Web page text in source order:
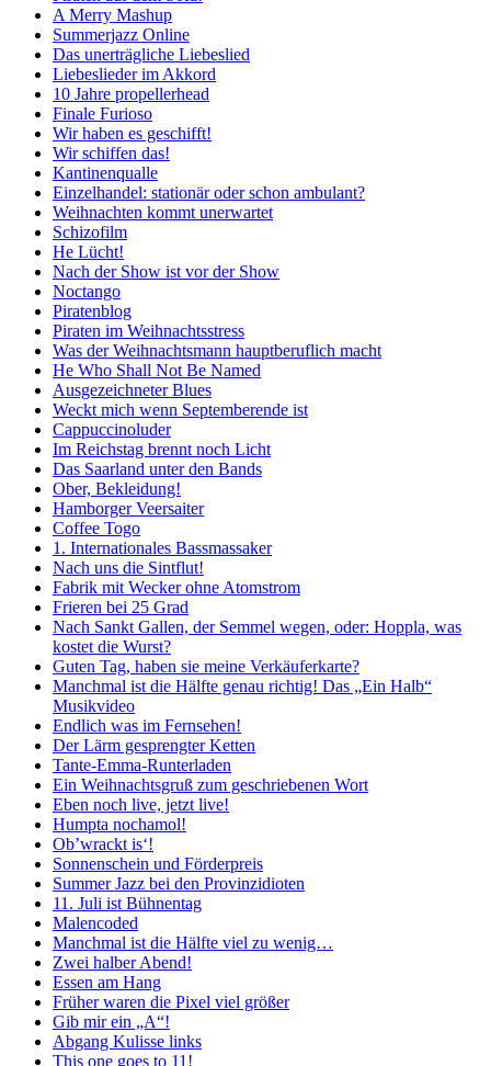
A Merry Mashup
Summerjazz Online
Das unerträgliche Liebeslied
Liebeslieder im Akkord
10 Jahre propellerhead
Finale Furioso
Wir haben es geschifft!
Wir schiffen das!
Kantinenqualle
Einzelhandel: stationär oder schon ambulant?
Weihnachten kommt unerwartet
Schizofilm
He Lücht!
Nach der Show ist vor der Show
Noctango
Piratenblog
Piraten im Weihnachtsstress
Was der Weihnachtsmann hauptberuflich macht
He Who Shall Not Be Named
Ausgezeichneter Blues
Weckt mich wenn Septemberende ist
Cappuccinoluder
Im Reichstag brennt noch Licht
Das Saarland unter den Bands
Ober, Bekleidung!
Hamborger Veersaiter
Coffee Togo
1. Internationales Bassmassaker
Nach uns die Sintflut!
Fabrik mit Wecker ohne Atomstrom
Frieren bei 25 Grad
Nach Sankt Gallen, der Semmel wegen, oder: Hoppla, was
kostet die Wurst?
Guten Tag, haben sie meine Verkäuferkarte?
Manchmal ist die Hälfte genau richtig! Das „Ein Halb“
Musikvideo
Endlich was im Fernsehen!
Der Lärm gesprengter Ketten
Tante-Emma-Runterladen
Ein Weihnachtsgruß zum geschriebenen Wort
Eben noch live, jetzt live!
Humpta nochamol!
Ob’wrackt is‘!
Sonnenschein und Förderpreis
Summer Jazz bei den Provinzidioten
11. Juli ist Bühnentag
Malencoded
Manchmal ist die Hälfte viel zu wenig…
Zwei halber Abend!
Essen am Hang
Früher waren die Pixel viel größer
Gib mir ein „A“!
Abgang Kulisse links
This one goes to 11!